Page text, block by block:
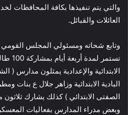
والتي يتم تنفيذها بكافة المحافظات
العائلات والقبائل.
وتابع شحاته ومسئولي المجلس القومي
تستمر
الابتدائية والإعدادية يمثلون مدارس (
البادية الابتدائية وزاهر جلال ع بنات
الصفتى الابتدائي ) كذلك يشارك ثلاثون
وبعض مدراء المدارس بفعاليات